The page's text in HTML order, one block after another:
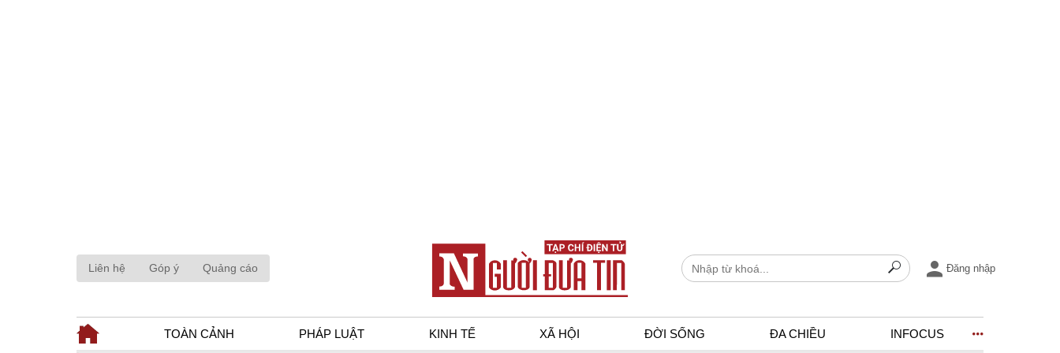
Liên hệ Góp ý Quảng cáo Đăng nhập
TOÀN CẢNH PHÁP LUẬT KINH TẾ XÃ HỘI ĐỜI SỐNG ĐA CHIỀU INFOCUS